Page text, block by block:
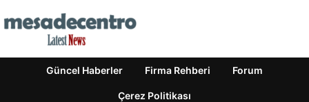
Güncel Haberler Firma Rehberi Forum
Çerez Politikası